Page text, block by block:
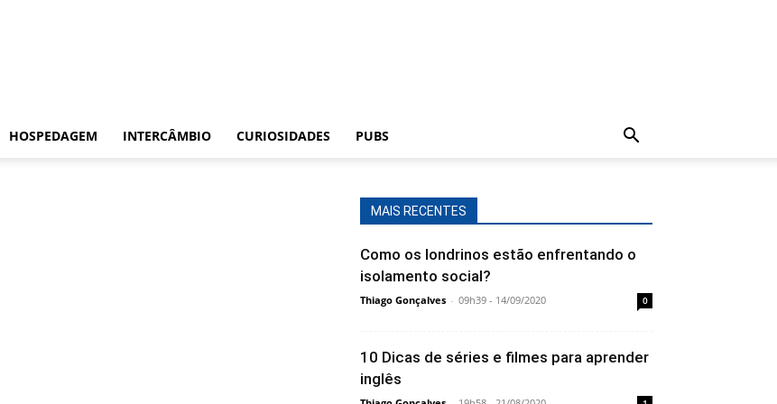
HOSPEDAGEM INTERCÂMBIO CURIOSIDADES PUBS
MAIS RECENTES
Como os londrinos estão enfrentando o
isolamento social?
Thiago Gonçalves - 09h39 - 14/09/2020 0
10 Dicas de séries e filmes para aprender
inglês